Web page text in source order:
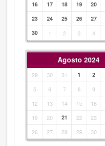
16
17 18 19 20
23
24 25 26 27
30
1 2 3 4
Agosto 2024
29 30 31 1 2
5 6 7 8 9
12
13 14 15 16
19
20 21 22 23
26
27 28 29 30